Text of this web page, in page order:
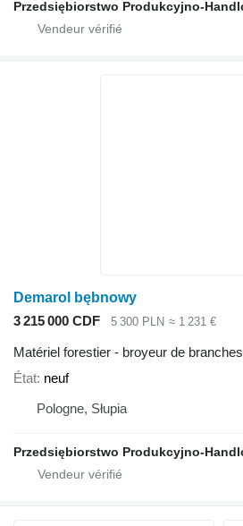
Demarol bębnowy
3 215 000 CDF
5 300 PLN ≈ 1 231 €
Matériel forestier - broyeur de branches
État neuf
Pologne, Słupia